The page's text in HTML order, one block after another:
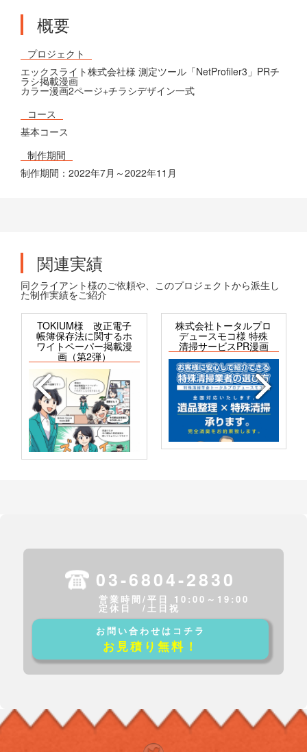
概要
プロジェクト
エックスライト株式会社様 測定ツール「NetProfiler3」PRチ
ラシ掲載漫画
カラー漫画2ページ+チラシデザイン一式
コース
基本コース
制作期間
制作期間：2022年7月～2022年11月
関連実績
同クライアント様のご依頼や、このプロジェクトから派生し
た制作実績をご紹介
TOKIUM様 改正電子
帳簿保存法に関するホ
ワイトペーパー掲載漫
画（第2弾）
株式会社トータルプロ
デュースモコ様 特殊
清掃サービスPR漫画
03-6804-2830
営業時間/平日 10:00～19:00
定休日 /土日祝
お問い合わせはコチラ
お見積り無料！